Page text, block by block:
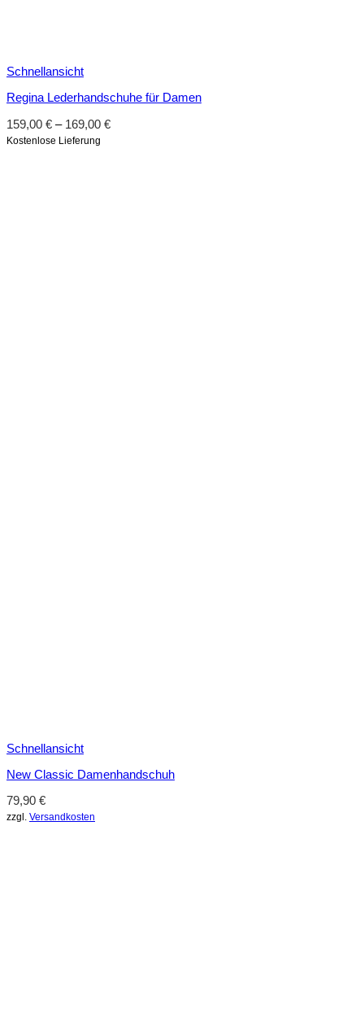
Schnellansicht
Regina Lederhandschuhe für Damen
159,00 € – 169,00 €
Kostenlose Lieferung
Schnellansicht
New Classic Damenhandschuh
79,90 €
zzgl. Versandkosten